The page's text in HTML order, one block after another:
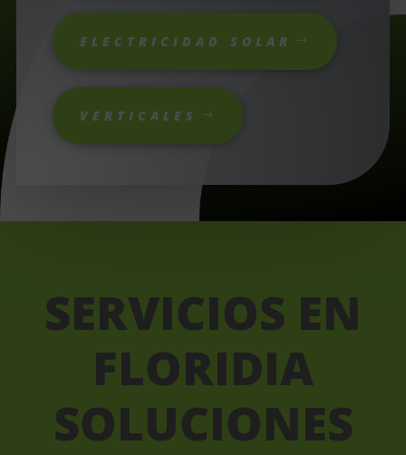
ELECTRICIDAD SOLAR
VERTICALES
SERVICIOS EN
FLORIDIA
SOLUCIONES